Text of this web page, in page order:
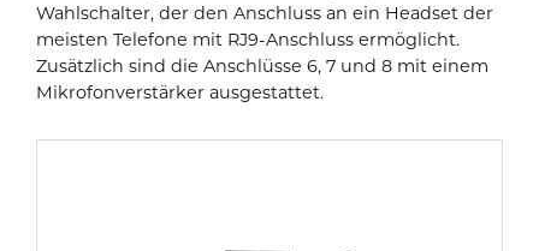
Wahlschalter, der den Anschluss an ein Headset der
meisten Telefone mit RJ9-Anschluss ermöglicht.
Zusätzlich sind die Anschlüsse 6, 7 und 8 mit einem
Mikrofonverstärker ausgestattet.